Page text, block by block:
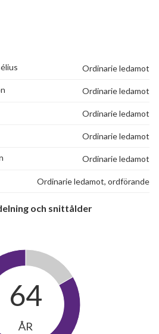
Ordinarie ledamot
Ordinarie ledamot
Ordinarie ledamot
Ordinarie ledamot
Ordinarie ledamot
Ordinarie ledamot, ordförande
och snittålder
64
ÅR